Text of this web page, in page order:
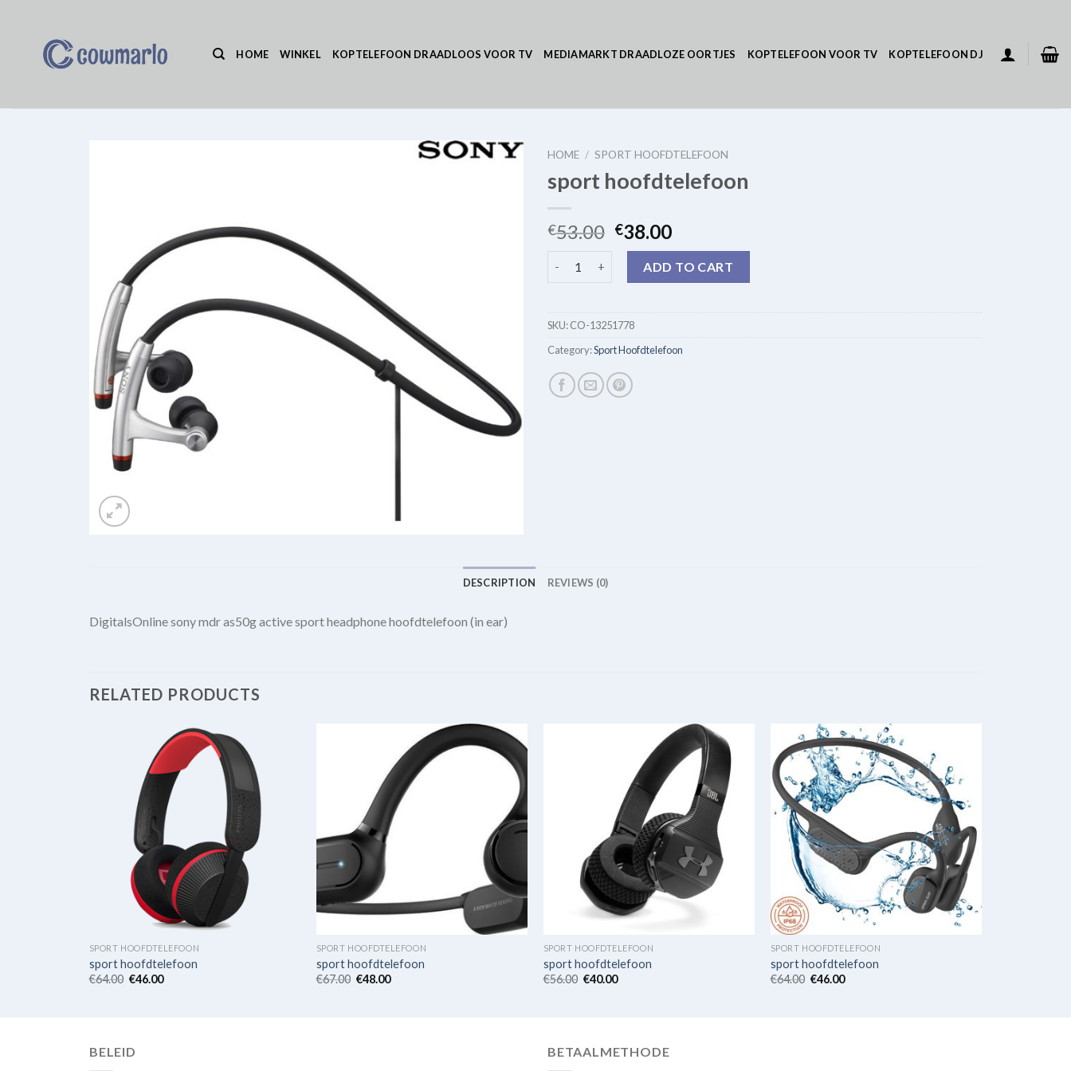
HOME WINKEL KOPTELEFOON DRAADLOOS VOOR TV MEDIAMARKT DRAADLOZE OORTJES KOPTELEFOON VOOR TV KOPTELEFOON DJ
HOME / SPORT HOOFDTELEFOON
sport hoofdtelefoon
€53.00 €38.00
ADD TO CART
SKU:CO-13251778
Category:Sport Hoofdtelefoon
DESCRIPTION REVIEWS (0)
DigitalsOnline sony mdr as50g active sport headphone hoofdtelefoon (in ear)
RELATED PRODUCTS
SPORT HOOFDTELEFOON
sport hoofdtelefoon
€64.00 €46.00
SPORT HOOFDTELEFOON
sport hoofdtelefoon
€67.00 €48.00
SPORT HOOFDTELEFOON
sport hoofdtelefoon
€56.00 €40.00
SPORT HOOFDTELEFOON
sport hoofdtelefoon
€64.00 €46.00
BELEID BETAALMETHODE